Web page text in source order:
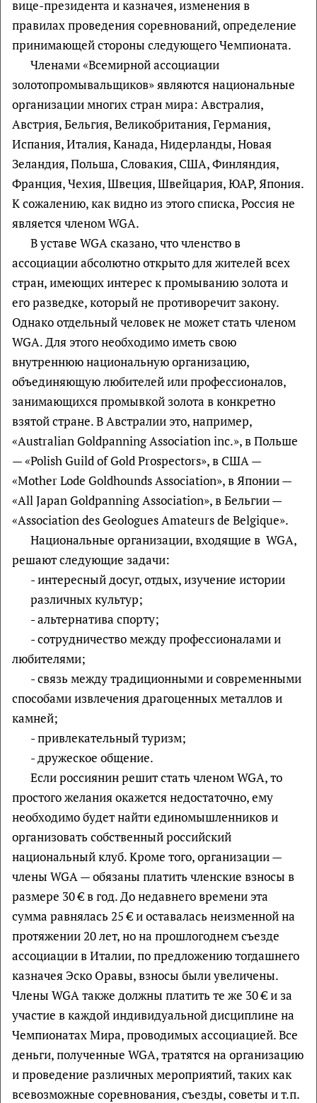
вице-президента и казначея, изменения в
правилах проведения соревнований, определение
принимающей стороны следующего Чемпионата.
Членами «Всемирной ассоциации
золотопромывальщиков» являются национальные
организации многих стран мира: Австралия,
Австрия, Бельгия, Великобритания, Германия,
Испания, Италия, Канада, Нидерланды, Новая
Зеландия, Польша, Словакия, США, Финляндия,
Франция, Чехия, Швеция, Швейцария, ЮАР, Япония.
К сожалению, как видно из этого списка, Россия не
является членом WGA.
В уставе WGA сказано, что членство в
ассоциации абсолютно открыто для жителей всех
стран, имеющих интерес к промыванию золота и
его разведке, который не противоречит закону.
Однако отдельный человек не может стать членом
WGA. Для этого необходимо иметь свою
внутреннюю национальную организацию,
объединяющую любителей или профессионалов,
занимающихся промывкой золота в конкретно
взятой стране. В Австралии это, например,
«Australian Goldpanning Association inc.», в Польше
— «Polish Guild of Gold Prospectors», в США —
«Mother Lode Goldhounds Association», в Японии —
«All Japan Goldpanning Association», в Бельгии —
«Association des Geologues Amateurs de Belgique».
Национальные организации, входящие в WGA,
решают следующие задачи:
- интересный досуг, отдых, изучение истории
различных культур;
- альтернатива спорту;
- сотрудничество между профессионалами и
любителями;
- связь между традиционными и современными
способами извлечения драгоценных металлов и
камней;
- привлекательный туризм;
- дружеское общение.
Если россиянин решит стать членом WGA, то
простого желания окажется недостаточно, ему
необходимо будет найти единомышленников и
организовать собственный российский
национальный клуб. Кроме того, организации —
члены WGA — обязаны платить членские взносы в
размере 30 € в год. До недавнего времени эта
сумма равнялась 25 € и оставалась неизменной на
протяжении 20 лет, но на прошлогоднем съезде
ассоциации в Италии, по предложению тогдашнего
казначея Эско Оравы, взносы были увеличены.
Члены WGA также должны платить те же 30 € и за
участие в каждой индивидуальной дисциплине на
Чемпионатах Мира, проводимых ассоциацией. Все
деньги, полученные WGA, тратятся на организацию
и проведение различных мероприятий, таких как
всевозможные соревнования, съезды, советы и т.п.